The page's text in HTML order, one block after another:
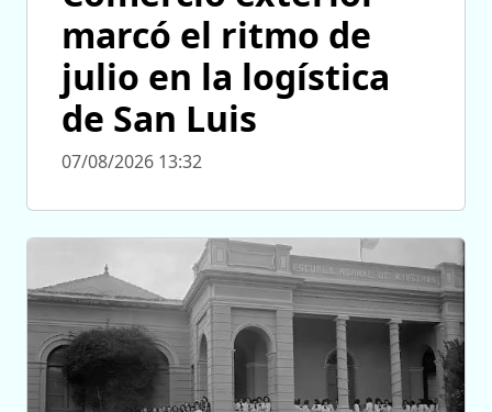
marcó el ritmo de
julio en la logística
de San Luis
07/08/2026 13:32